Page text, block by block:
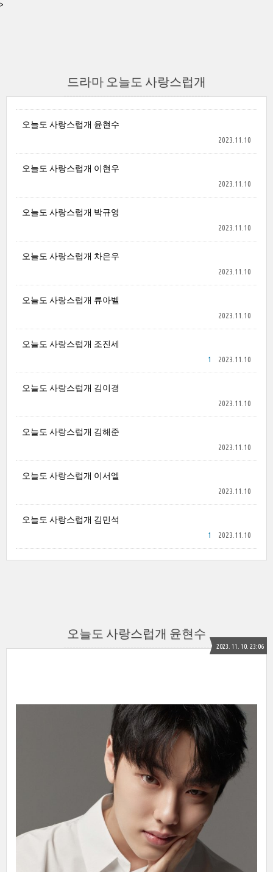
>
드라마 오늘도 사랑스럽개
오늘도 사랑스럽개 윤현수
2023.11.10
오늘도 사랑스럽개 이현우
2023.11.10
오늘도 사랑스럽개 박규영
2023.11.10
오늘도 사랑스럽개 차은우
2023.11.10
오늘도 사랑스럽개 류아벨
2023.11.10
오늘도 사랑스럽개 조진세
2023.11.10
1
오늘도 사랑스럽개 김이경
2023.11.10
오늘도 사랑스럽개 김해준
2023.11.10
오늘도 사랑스럽개 이서엘
2023.11.10
오늘도 사랑스럽개 김민석
2023.11.10
1
오늘도 사랑스럽개 윤현수
2023. 11. 10. 23:06